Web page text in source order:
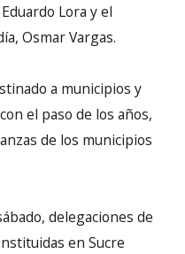
Lora y el
Osmar Vargas.
a municipios y
el paso de los años,
de los municipios
delegaciones de
en Sucre